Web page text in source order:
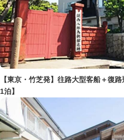
【東京・竹芝発】往路大型客船＋復
1泊】